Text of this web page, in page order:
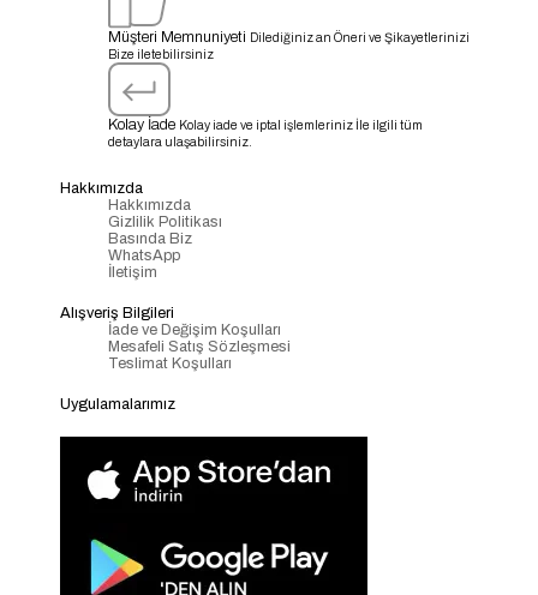
Müşteri Memnuniyeti Dilediğiniz an Öneri ve Şikayetlerinizi
Bize iletebilirsiniz
Kolay İade Kolay iade ve iptal işlemleriniz İle ilgili tüm
detaylara ulaşabilirsiniz.
Hakkımızda
Hakkımızda
Gizlilik Politikası
Basında Biz
WhatsApp
İletişim
Alışveriş Bilgileri
İade ve Değişim Koşulları
Mesafeli Satış Sözleşmesi
Teslimat Koşulları
Uygulamalarımız